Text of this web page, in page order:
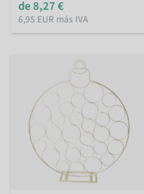
de 8,27 €
6,95 EUR más IVA